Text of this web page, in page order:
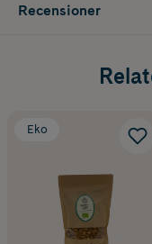
Recensioner
Eko